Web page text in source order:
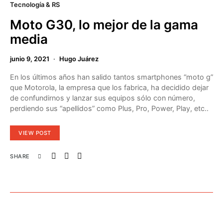
Tecnología & RS
Moto G30, lo mejor de la gama
media
junio 9, 2021 Hugo Juárez
En los últimos años han salido tantos smartphones “moto g”
que Motorola, la empresa que los fabrica, ha decidido dejar
de confundirnos y lanzar sus equipos sólo con número,
perdiendo sus “apellidos” como Plus, Pro, Power, Play, etc..
VIEW POST
SHARE